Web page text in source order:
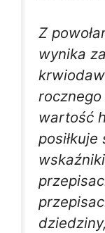
Z
wynika
wartość